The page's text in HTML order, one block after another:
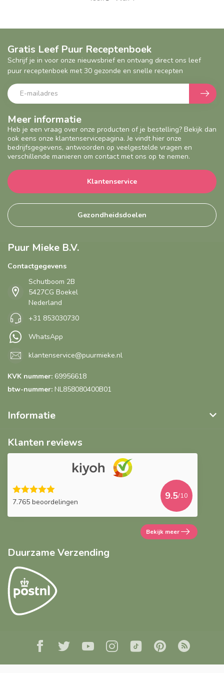
Meer informatie
Heb je een vraag over onze producten of je bestelling? Bekijk dan
ook eens onze klantenservicepagina. Je vindt hier onze
bedrijfsgegevens, antwoorden op veelgestelde vragen en
verschillende manieren om contact met ons op te nemen.
Klantenservice
Gezondheidsdoelen
Gratis Leef Puur Receptenboek
Schrijf je in voor onze nieuwsbrief en ontvang direct ons leef
puur receptenboek met 30 gezonde en snelle recepten
Puur Mieke B.V.
Contactgegevens
Schutboom 2B
5427CG Boekel
Nederland
+31 853030730
WhatsApp
klantenservice@puurmieke.nl
KVK nummer: 69956618
btw-nummer: NL858080400B01
Informatie
Klanten reviews
7.765 beoordelingen
9.5/10
Bekijk meer
Duurzame Verzending